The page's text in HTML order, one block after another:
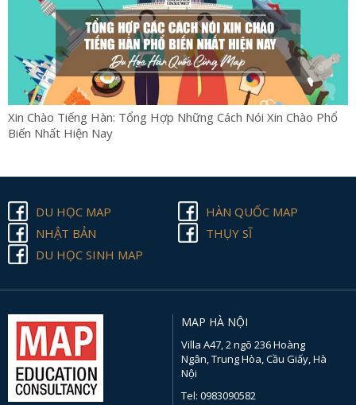
Xin Chào Tiếng Hàn: Tổng Hợp Những Cách Nói Xin Chào Phổ
Biến Nhất Hiện Nay
DU HỌC MAP
HÀN QUỐC MAP
NHẬT BẢN
THỤY SĨ
DU HỌC SINH MAP
MAP HÀ NỘI
Villa A47, 2 ngõ 236 Hoàng
Ngân, Trung Hòa, Cầu Giấy, Hà
Nội
Tel: 0983090582